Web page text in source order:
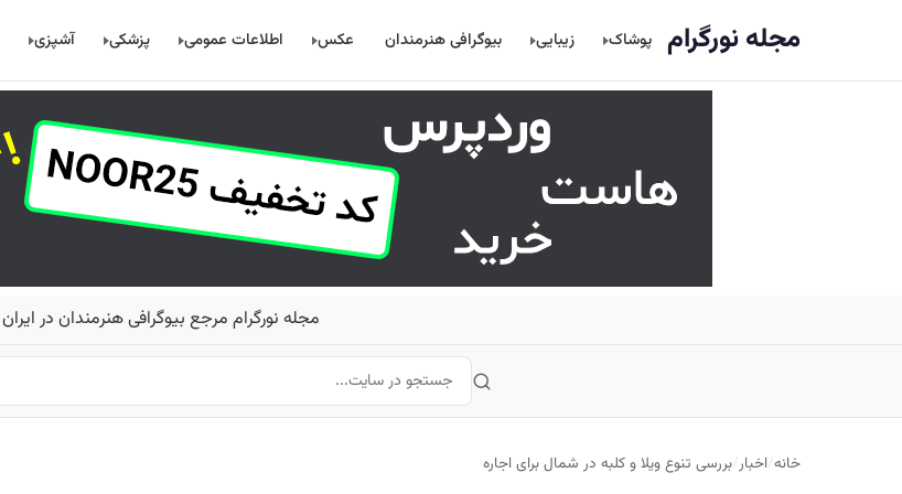
مجله نورگرام پوشاک زیبایی بیوگرافی هنرمندان عکس اطلاعات عمومی پزشکی آشپزی
مجله نورگرام مرجع بیوگرافی هنرمندان در ایران
خانه/اخبار/بررسی تنوع ویلا و کلبه در شمال برای اجاره